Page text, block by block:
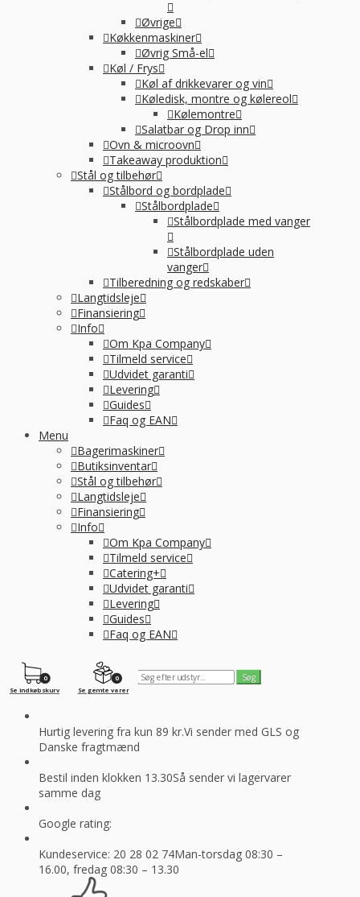
Øvrige
Køkkenmaskiner
Øvrig Små-el
Køl / Frys
Køl af drikkevarer og vin
Køledisk, montre og kølereol
Kølemontre
Salatbar og Drop inn
Ovn & microovn
Takeaway produktion
Stål og tilbehør
Stålbord og bordplade
Stålbordplade
Stålbordplade med vanger
Stålbordplade uden
vanger
Tilberedning og redskaber
Langtidsleje
Finansiering
Info
Om Kpa Company
Tilmeld service
Udvidet garanti
Levering
Guides
Faq og EAN
Menu
Bagerimaskiner
Butiksinventar
Stål og tilbehør
Langtidsleje
Finansiering
Info
Om Kpa Company
Tilmeld service
Catering+
Udvidet garanti
Levering
Guides
Faq og EAN
0
Se gemte varer
0
Se indkøbskurv
Hurtig levering fra kun 89 kr.Vi sender med GLS og
Danske fragtmænd
Bestil inden klokken 13.30Så sender vi lagervarer
samme dag
Google rating:
Kundeservice: 20 28 02 74Man-torsdag 08:30 –
16.00, fredag 08:30 – 13.30